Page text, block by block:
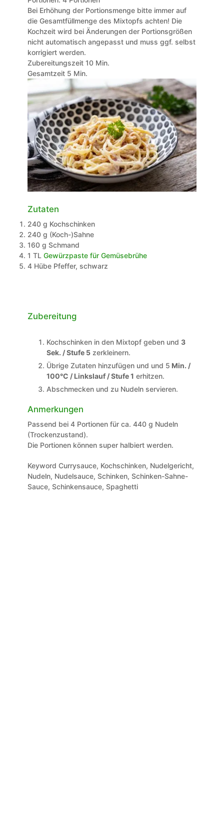
Bei Erhöhung der Portionsmenge bitte immer auf
die Gesamtfüllmenge des Mixtopfs achten! Die
Kochzeit wird bei Änderungen der Portionsgrößen
nicht automatisch angepasst und muss ggf. selbst
korrigiert werden.
Zubereitungszeit 10Minuten
Min.
Gesamtzeit 5Minuten
Min.
Zutaten
240 g Kochschinken
240 g (Koch-)Sahne
160 g Schmand
1 TL Gewürzpaste für Gemüsebrühe
4 Hübe Pfeffer, schwarz
Zubereitung
Kochschinken in den Mixtopf geben und 3
Sek. / Stufe 5zerkleinern.
Übrige Zutaten hinzufügen und und 5 Min. /
100°C / Linkslauf / Stufe 1 erhitzen.
Abschmecken und zu Nudeln servieren.
Anmerkungen
Passend bei 4 Portionen für ca. 440 g Nudeln
(Trockenzustand).
Die Portionen können super halbiert werden.
Keyword Currysauce, Kochschinken, Nudelgericht,
Nudeln, Nudelsauce, Schinken, Schinken-Sahne-
Sauce, Schinkensauce, Spaghetti